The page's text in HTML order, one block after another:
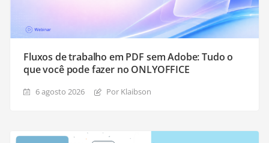
Fluxos de trabalho em PDF sem Adobe: Tudo o
que você pode fazer no ONLYOFFICE
6 agosto 2026 Por Klaibson